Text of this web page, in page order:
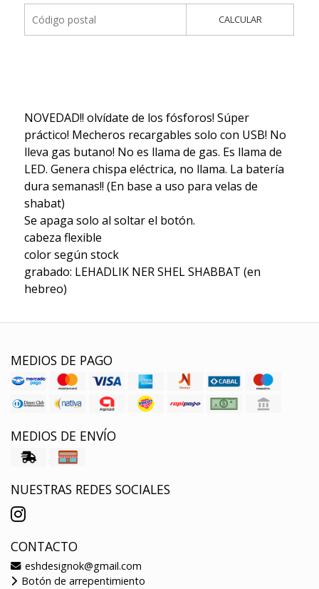
CALCULAR
NOVEDAD!! olvídate de los fósforos! Súper
práctico! Mecheros recargables solo con USB! No
lleva gas butano! No es llama de gas. Es llama de
LED. Genera chispa eléctrica, no llama. La batería
dura semanas!! (En base a uso para velas de
shabat)
Se apaga solo al soltar el botón.
cabeza flexible
color según stock
grabado: LEHADLIK NER SHEL SHABBAT (en
hebreo)
MEDIOS DE PAGO
MEDIOS DE ENVÍO
NUESTRAS REDES SOCIALES
CONTACTO
eshdesignok@gmail.com
Botón de arrepentimiento